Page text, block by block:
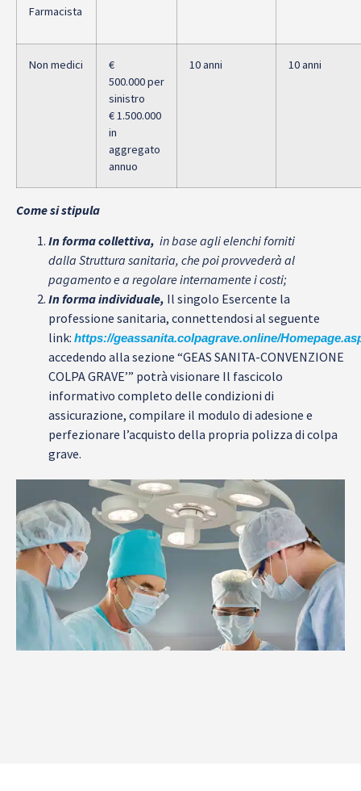
Farmacista
Non medici
€
500.000per
sinistro
€ 1.500.000
in
aggregato
annuo
10 anni 10 anni
Come si stipula
In forma collettiva, in base agli elenchi forniti
dalla Struttura sanitaria, che poi provvederà al
pagamento e a regolare internamente i costi;
In forma individuale, Il singolo Esercente la
professione sanitaria, connettendosi al seguente
link: https://geassanita.colpagrave.online/
accedendo alla sezione “GEAS SANITA-CONVENZIONE
COLPA GRAVE’” potrà visionare Il fascicolo
informativo completo delle condizioni di
assicurazione, compilare il modulo di adesione e
perfezionare l’acquisto della propria polizza di colpa
grave.